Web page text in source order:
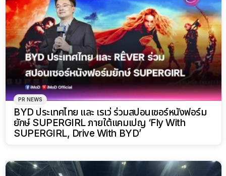
PR NEWS
BYD ประเทศไทย และ เรเว่ ร่วมสปอนเซอร์หนังฟอร์ม
ยักษ์ SUPERGIRL ภายใต้แคมเปญ ‘Fly With
SUPERGIRL, Drive With BYD’